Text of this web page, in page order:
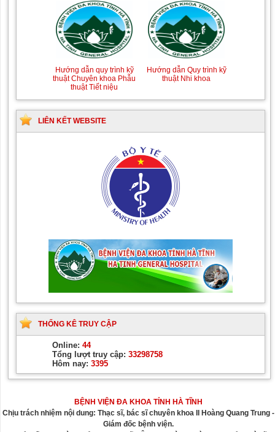
Hướng dẫn quy trình kỹ
thuật Chuyên khoa Phẫu
thuật Tiết niệu
Hướng dẫn Quy trình kỹ
thuật Nhi khoa
LIÊN KẾT WEBSITE
THỐNG KÊ TRUY CẬP
Online: 44
Tổng lượt truy cập: 33298758
Hôm nay: 3395
BỆNH VIỆN ĐA KHOA TỈNH HÀ TĨNH
Chịu trách nhiệm nội dung: Thạc sĩ, bác sĩ chuyên khoa II Hoàng Quang Trung -
Giám đốc bệnh viện.